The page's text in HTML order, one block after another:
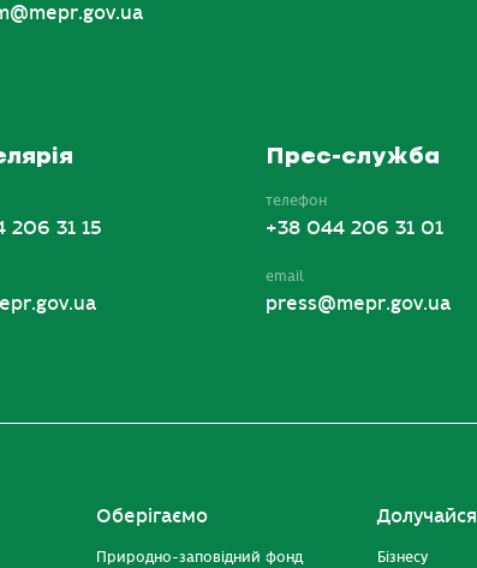
206 31 15
Прес-служба
телефон
+38 044 206 31 01
email
press@mepr.gov.ua
Оберігаємо
Природно-заповідний фонд
Долучайся
Бізнесу